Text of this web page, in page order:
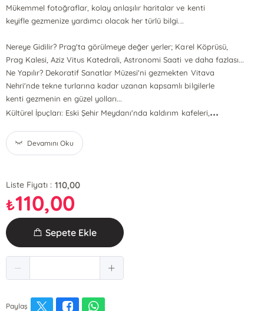
Mükemmel fotoğraflar, kolay anlaşılır haritalar ve kenti
keyifle gezmenize yardımcı olacak her türlü bilgi...
Nereye Gidilir? Prag'ta görülmeye değer yerler; Karel Köprüsü,
Prag Kalesi, Aziz Vitus Katedrali, Astronomi Saati ve daha fazlası...
Ne Yapılır? Dekoratif Sanatlar Müzesi'ni gezmekten Vitava
Nehri'nde tekne turlarına kadar uzanan kapsamlı bilgilerle
kenti gezmenin en güzel yolları...
Kültürel İpuçları: Eski Şehir Meydanı'nda kaldırım kafeleri,...
Devamını Oku
Liste Fiyatı : 110,00
₺110,00
Sepete Ekle
Paylaş